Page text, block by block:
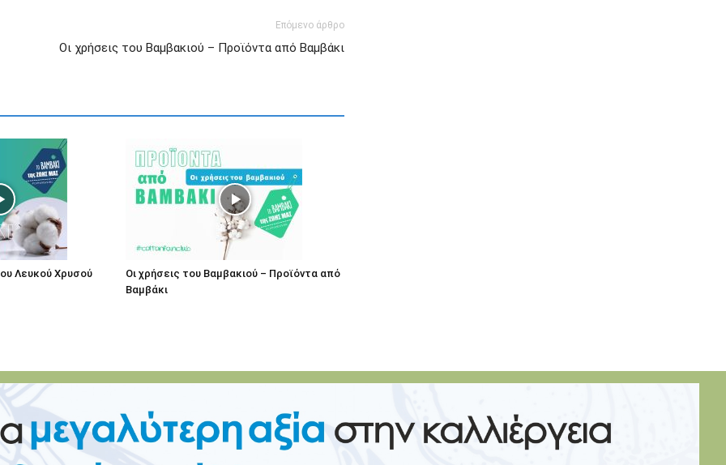
Επόμενο άρθρο
Οι χρήσεις του Βαμβακιού – Προϊόντα από Βαμβάκι
Λευκού Χρυσού
Οι χρήσεις του Βαμβακιού – Προϊόντα από
Βαμβάκι